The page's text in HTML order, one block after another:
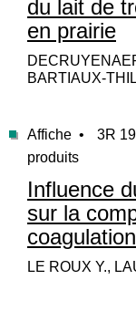
du lait de
en prairie
BARTIAUX-
Affiche •
3R
produits
Influence
sur la
LE ROUX Y.,